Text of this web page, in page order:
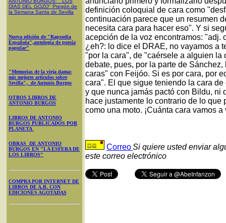
DÍAS DEL GOZO" Pregón de
la Semana Santa de Sevilla
Nueva edición de "Rapsodia
Española",antología de poesía
popular"
"Memorias de la vieja dama:
mis mejores artículos sobre
Sevilla", de Antonio Burgos
OTROS LIBROS DE
ANTONIO BURGOS
LIBROS DE ANTONIO
BURGOS PUBLICADOS POR
PLANETA
OBRAS DE ANTONIO
BURGOS EN "LA ESFERA DE
LOS LIBROS"
COMPRA POR INTERNET DE
LIBROS DE A.B. CON
EDICIONES AGOTADAS
definición coloquial de cara como
continuación parece que un resumen
necesita cara para hacer eso". Y si
acepción de la voz encontramos: "adj.
¿eh?: lo dice el DRAE, no vayamos a
"por la cara", de "caérsele a alguien la
debate, pues, por la parte de
caras" con Feijóo. Si es por cara, por
cara". El que sigue teniendo la cara
y que nunca jamás pactó con Bildu, ni
hace justamente lo contrario de lo
como una moto. ¡Cuánta cara vamos
CorreoSi quiere usted enviar
este correo electrónico